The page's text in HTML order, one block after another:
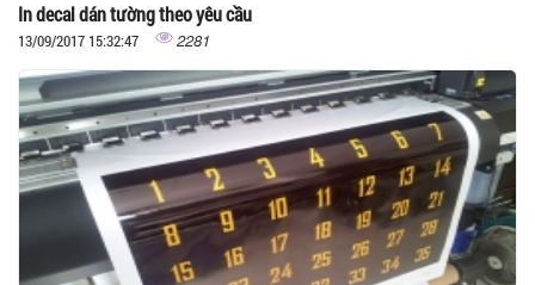
In decal dán tường theo yêu cầu
13/09/2017 15:32:47 2281